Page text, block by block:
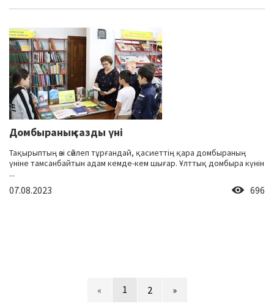
Домбыраның сазды үні
Тақырыптың өзі сөйлеп тұрғандай, қасиеттің қара домбыраның
үніне тамсанбайтын адам кемде-кем шығар. Ұлттық домбыра күнін
...
07.08.2023 696
« 1 2 »